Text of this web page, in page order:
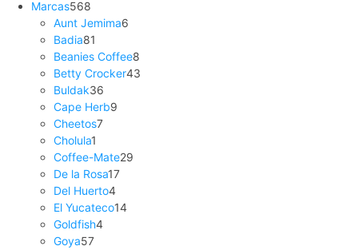
Marcas568
Aunt Jemima6
Badia81
Beanies Coffee8
Betty Crocker43
Buldak36
Cape Herb9
Cheetos7
Cholula1
Coffee-Mate29
De la Rosa17
Del Huerto4
El Yucateco14
Goldfish4
Goya57